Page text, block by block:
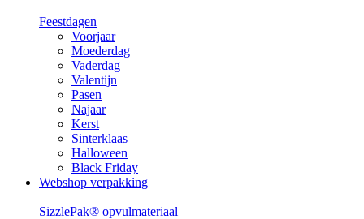
Feestdagen
Voorjaar
Moederdag
Vaderdag
Valentijn
Pasen
Najaar
Kerst
Sinterklaas
Halloween
Black Friday
Webshop verpakking
SizzlePak® opvulmateriaal